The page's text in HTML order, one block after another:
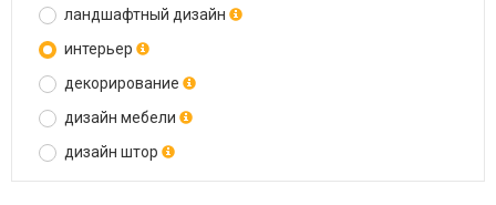
ландшафтный дизайн
интерьер
декорирование
дизайн мебели
дизайн штор